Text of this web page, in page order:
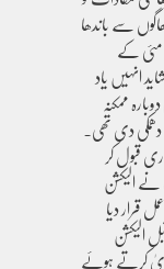
سے باندھا
جا رہا ہے۔ عمران خان نے اپنے مضمون میں 9 مئی کے
انہیں یاد
ممکنہ
دی تھی۔
قبول کر
الیکشن
قرار دیا
الیکشن